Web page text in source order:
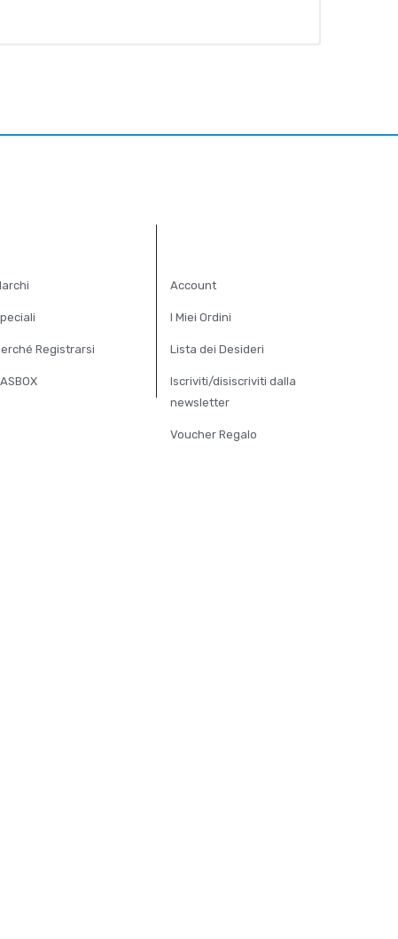
Registrarsi
Account
I Miei Ordini
Lista dei Desideri
Iscriviti/disiscriviti dalla
newsletter
Voucher Regalo